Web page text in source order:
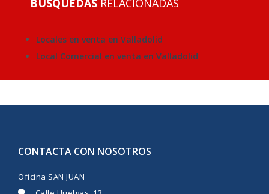
BÚSQUEDAS RELACIONADAS
Locales en venta en Valladolid
Local Comercial en venta en Valladolid
CONTACTA CON NOSOTROS
Oficina SAN JUAN